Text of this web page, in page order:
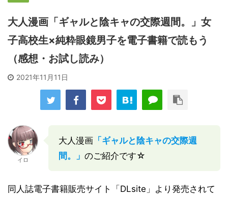
大人漫画「ギャルと陰キャの交際週間。」女
子高校生×純粋眼鏡男子を電子書籍で読もう
（感想・お試し読み）
2021年11月11日
イロ
大人漫画 「ギャルと陰キャの交際週
間。」 のご紹介です☆
同人誌電子書籍販売サイト「DLsite」より発売されて